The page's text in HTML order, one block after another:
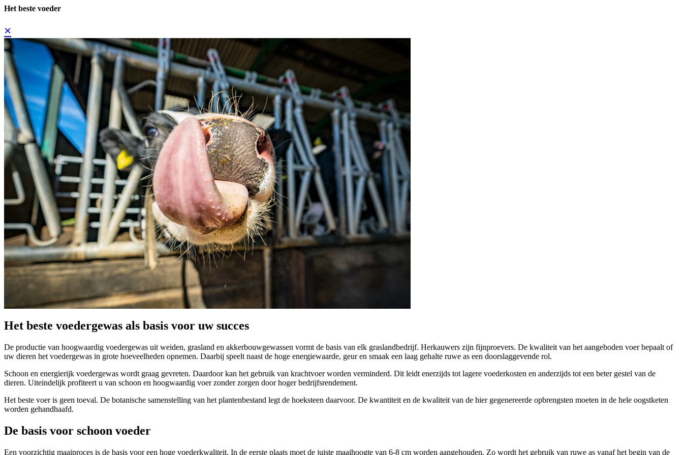
Het beste voeder
×
Het beste voedergewas als basis voor uw succes
De productie van hoogwaardig voedergewas uit weiden, grasland en akkerbouwgewassen vormt de basis van elk graslandbedrijf. Herkauwers zijn fijnproevers. De kwaliteit van het aangeboden voer bepaalt of
uw dieren het voedergewas in grote hoeveelheden opnemen. Daarbij speelt naast de hoge energiewaarde, geur en smaak een laag gehalte ruwe as een doorslaggevende rol.
Schoon en energierijk voedergewas wordt graag gevreten. Daardoor kan het gebruik van krachtvoer worden verminderd. Dit leidt enerzijds tot lagere voederkosten en anderzijds tot een beter gestel van de
dieren. Uiteindelijk profiteert u van schoon en hoogwaardig voer zonder zorgen door hoger bedrijfsrendement.
Het beste voer is geen toeval. De botanische samenstelling van het plantenbestand legt de hoeksteen daarvoor. De kwantiteit en de kwaliteit van de hier gegenereerde opbrengsten moeten in de hele oogstketen
worden gehandhaafd.
De basis voor schoon voeder
Een voorzichtig maaiproces is de basis voor een hoge voederkwaliteit. In de eerste plaats moet de juiste maaihoogte van 6-8 cm worden aangehouden. Zo wordt het gebruik van ruwe as vanaf het begin van de